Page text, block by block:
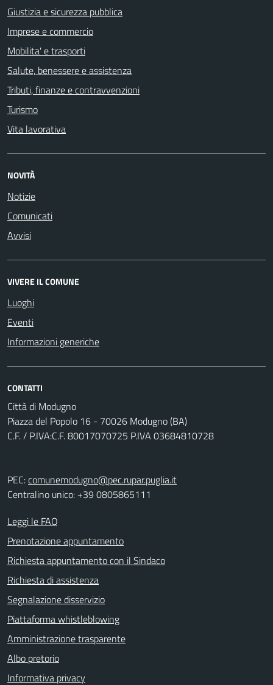
Giustizia e sicurezza pubblica
Imprese e commercio
Mobilita' e trasporti
Salute, benessere e assistenza
Tributi, finanze e contravvenzioni
Turismo
Vita lavorativa
NOVITÀ
Notizie
Comunicati
Avvisi
VIVERE IL COMUNE
Luoghi
Eventi
Informazioni generiche
CONTATTI
Città di Modugno
Piazza del Popolo 16 - 70026 Modugno (BA)
C.F. / P.IVA:C.F. 80017070725 P.IVA 03684810728
PEC:comunemodugno@pec.rupar.puglia.it
Centralino unico: +39 0805865111
Leggi le FAQ
Prenotazione appuntamento
Richiesta appuntamento con il Sindaco
Richiesta di assistenza
Segnalazione disservizio
Piattaforma whistleblowing
Amministrazione trasparente
Albo pretorio
Informativa privacy